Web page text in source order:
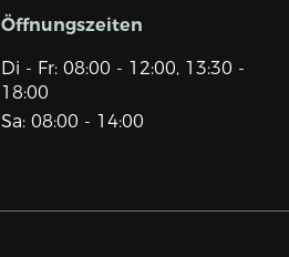
Öffnungszeiten
Di - Fr: 08:00 - 12:00, 13:30 -
18:00
Sa: 08:00 - 14:00